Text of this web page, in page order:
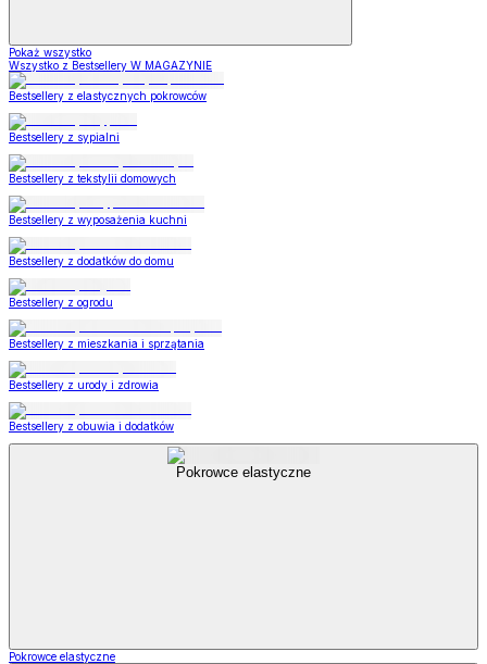
Pokaż wszystko
Wszystko z Bestsellery W MAGAZYNIE
Bestsellery z elastycznych pokrowców
Bestsellery z sypialni
Bestsellery z tekstylii domowych
Bestsellery z wyposażenia kuchni
Bestsellery z dodatków do domu
Bestsellery z ogrodu
Bestsellery z mieszkania i sprzątania
Bestsellery z urody i zdrowia
Bestsellery z obuwia i dodatków
Pokrowce elastyczne
Pokrowce elastyczne